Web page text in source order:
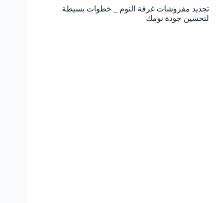
تجديد مفروشات غرفة النوم _ خطوات بسيطة
لتحسين جودة نومك